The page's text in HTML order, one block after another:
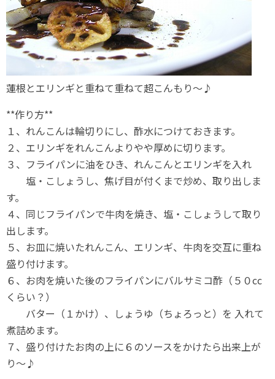
蓮根とエリンギと重ねて重ねて超こんもり～♪
**作り方**
１、れんこんは輪切りにし、酢水につけておきます。
２、エリンギをれんこんよりやや厚めに切ります。
３、フライパンに油をひき、れんこんとエリンギを入れ
塩・こしょうし、焦げ目が付くまで炒め、取り出しま
す。
４、同じフライパンで牛肉を焼き、塩・こしょうして取り
出します。
５、お皿に焼いたれんこん、エリンギ、牛肉を交互に重ね
盛り付けます。
６、お肉を焼いた後のフライパンにバルサミコ酢（５０cc
くらい？）
バター（１かけ）、しょうゆ（ちょろっと）を 入れて
煮詰めます。
７、盛り付けたお肉の上に６のソースをかけたら出来上が
り～♪